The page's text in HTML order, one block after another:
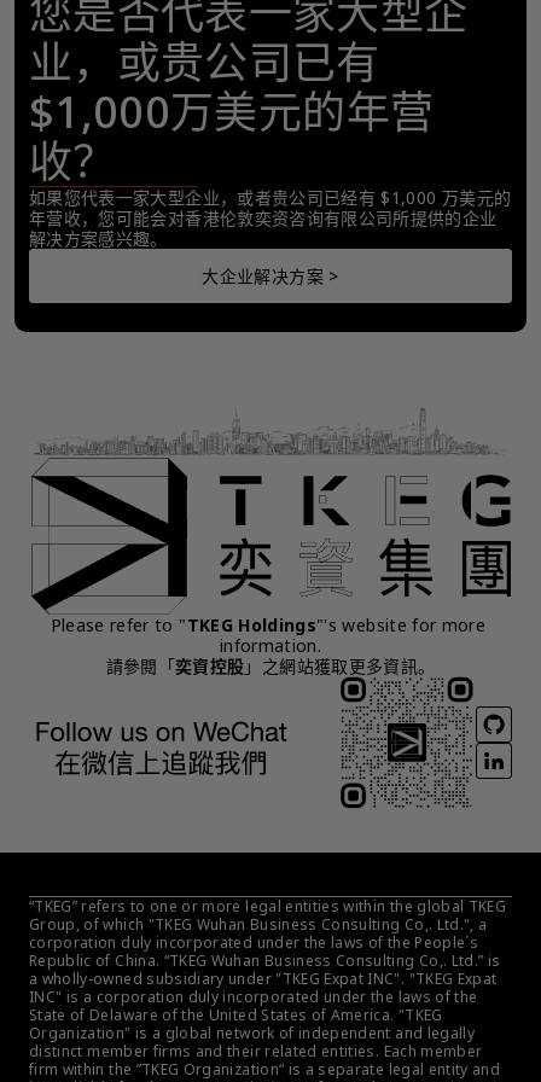
您是否代表一家大型企
业，或贵公司已有
$1,000万美元的年营
收？
如果您代表一家大型企业，或者贵公司已经有 $1,000 万美元的
年营收，您可能会对香港伦敦奕资咨询有限公司所提供的企业
解决方案感兴趣。
大企业解决方案 >
Please refer to "TKEG Holdings"'s website for more
information.
請參閱「奕資控股 」之網站獲取更多資訊。
“TKEG” refers to one or more legal entities within the global TKEG
Group, of which "TKEG Wuhan Business Consulting Co,. Ltd.", a
corporation duly incorporated under the laws of the People´s
Republic of China. “TKEG Wuhan Business Consulting Co,. Ltd.” is
a wholly-owned subsidiary under "TKEG Expat INC". "TKEG Expat
INC" is a corporation duly incorporated under the laws of the
State of Delaware of the United States of America. "TKEG
Organization" is a global network of independent and legally
distinct member firms and their related entities. Each member
firm within the ”TKEG Organization“ is a separate legal entity and